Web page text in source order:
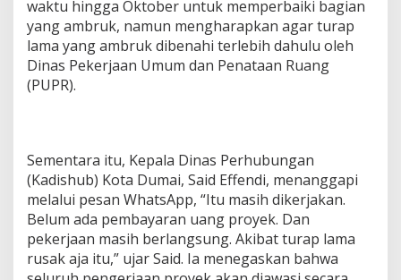
waktu hingga Oktober untuk memperbaiki bagian
yang ambruk, namun mengharapkan agar turap
lama yang ambruk dibenahi terlebih dahulu oleh
Dinas Pekerjaan Umum dan Penataan Ruang
(PUPR).
Sementara itu, Kepala Dinas Perhubungan
(Kadishub) Kota Dumai, Said Effendi, menanggapi
melalui pesan WhatsApp, “Itu masih dikerjakan.
Belum ada pembayaran uang proyek. Dan
pekerjaan masih berlangsung. Akibat turap lama
rusak aja itu,” ujar Said. Ia menegaskan bahwa